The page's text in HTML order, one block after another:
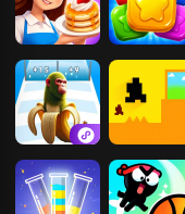
我是厨神 消灭星星2
木棍人冲冲冲 只有一道门